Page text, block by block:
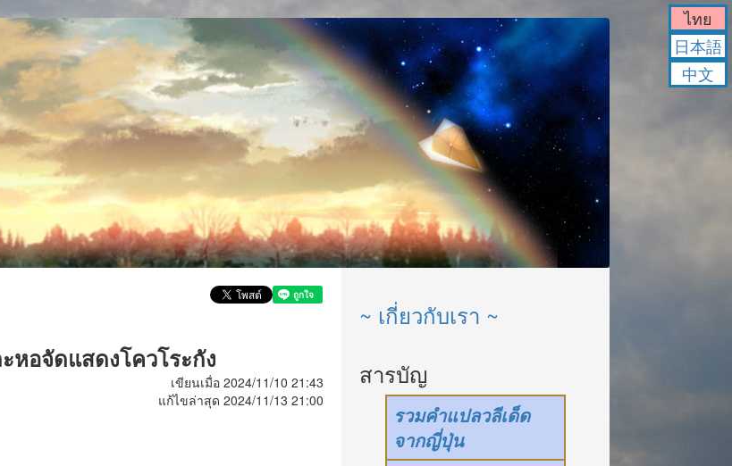
หอจัดแสดงโควโระกัง
เขียนเมื่อ 2024/11/10 21:43
แก้ไขล่าสุด 2024/11/13 21:00
~ เกี่ยวกับเรา ~
สารบัญ
รวมคำแปลวลีเด็ด
จากญี่ปุ่น
ไทย
日本語
中文